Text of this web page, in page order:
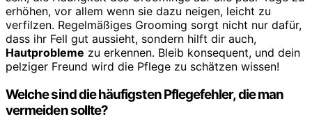
erhöhen, vor allem wenn sie dazu neigen, leicht zu
verfilzen. Regelmäßiges Grooming sorgt nicht nur dafür,
dass ihr Fell gut aussieht, sondern hilft dir auch,
Hautprobleme zu erkennen. Bleib konsequent, und dein
pelziger Freund wird die Pflege zu schätzen wissen!
Welche sind die häufigsten Pflegefehler, die man
vermeiden sollte?